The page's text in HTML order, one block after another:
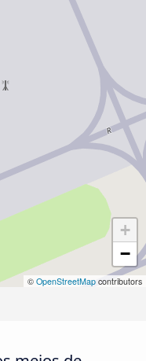
+
−
© OpenStreetMap contributors